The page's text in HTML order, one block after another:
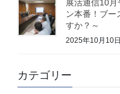
展活通信10
ン本番！ブー
すか？～
2025年10月10日
カテゴリー